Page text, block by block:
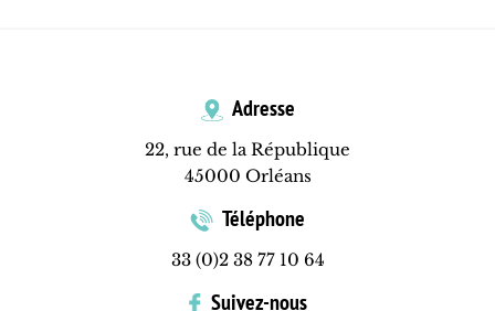
Adresse
22, rue de la République
45000 Orléans
Téléphone
33 (0)2 38 77 10 64
Suivez-nous